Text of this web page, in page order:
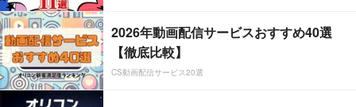
2026年動画配信サービスおすすめ40選
【徹底比較】
CS動画配信サービス20選